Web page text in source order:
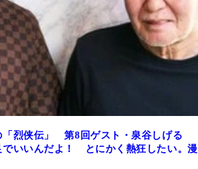
「烈侠伝」 第8回ゲスト・泉谷しげる
でいいんだよ！ とにかく熱狂したい。漫